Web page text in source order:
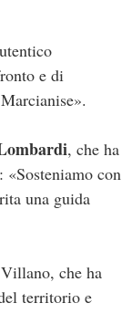
e di
, che ha
con
una guida
che ha
territorio e